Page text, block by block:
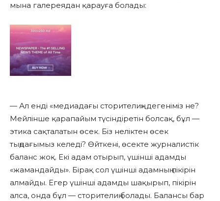
мына галереядан қарауға болады:
— Ал енді «медиадағы сторителиң» дегеніміз не?
Мейлінше қарапайым түсіндіретін болсақ, бұл —
этика сақталатын өсек. Біз неліктен өсек
тыңдағымыз келеді? Өйткені, өсекте журналистік
баланс жоқ. Екі адам отырып, үшінші адамды
«жамандайды». Бірақ сол үшінші адамның пікірін
алмайды. Егер үшінші адамды шақырып, пікірін
алса, онда бұл — сторителиң болады. Балансы бар